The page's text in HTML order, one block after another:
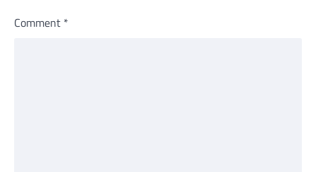
Comment *